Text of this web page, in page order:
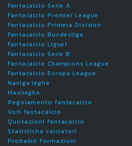
Fantacalcio Serie A
Fantacalcio Premier League
Fantacalcio Primera Division
Fantacalcio Bundesliga
Fantacalcio Ligue1
Fantacalcio Serie B
Fantacalcio Champions League
Fantacalcio Europa League
Naviga leghe
Maxileghe
Regolamento fantacalcio
Voti fantacalcio
Quotazioni fantacalcio
Statistiche calciatori
Probabili formazioni